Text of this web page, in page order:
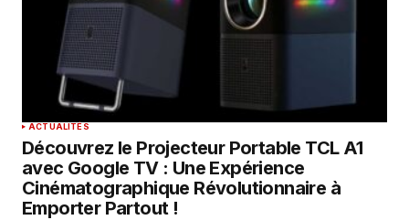
Enregistrer mon nom, mon e-mail et mon
site dans le navigateur pour mon prochain
commentaire.
SUBMIT COMMENT
ACTUALITÉS
Découvrez le Projecteur Portable TCL A1
avec Google TV : Une Expérience
Cinématographique Révolutionnaire à
Emporter Partout !